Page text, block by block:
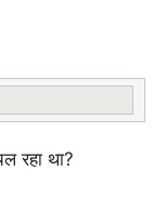
रहा था?